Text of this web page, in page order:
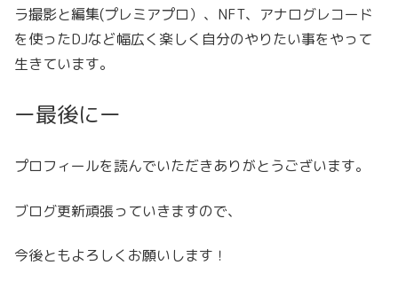
ラ撮影と編集(プレミアプロ）、NFT、アナログレコード
を使ったDJなど幅広く楽しく自分のやりたい事をやって
生きています。
ー最後にー
プロフィールを読んでいただきありがとうございます。
ブログ更新頑張っていきますので、
今後ともよろしくお願いします！